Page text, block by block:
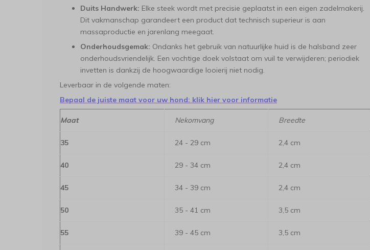
Duits Handwerk: Elke steek wordt met precisie geplaatst in een eigen zadelmakerij.
Dit vakmanschap garandeert een product dat technisch superieur is aan
massaproductie en jarenlang meegaat.
Onderhoudsgemak: Ondanks het gebruik van natuurlijke huid is de halsband zeer
onderhoudsvriendelijk. Een vochtige doek volstaat om vuil te verwijderen; periodiek
invetten is dankzij de hoogwaardige looierij niet nodig.
Leverbaar in de volgende maten:
Bepaal de juiste maat voor uw hond: klik hier voor informatie
Maat Nekomvang Breedte
35 24 - 29 cm 2,4 cm
40 29 - 34 cm 2,4 cm
45 34 - 39 cm 2,4 cm
50 35 - 41 cm 3,5 cm
55 39 - 45 cm 3,5 cm